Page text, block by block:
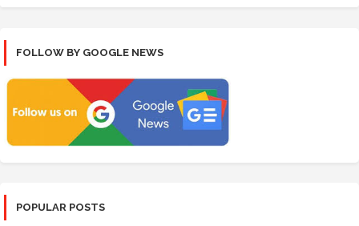
FOLLOW BY GOOGLE NEWS
POPULAR POSTS